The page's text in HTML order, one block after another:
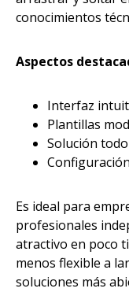
conocimientos
Aspectos
Interfaz
Plantillas
Solución
Es ideal para
profesionales
atractivo en poco
menos flexible a
soluciones más